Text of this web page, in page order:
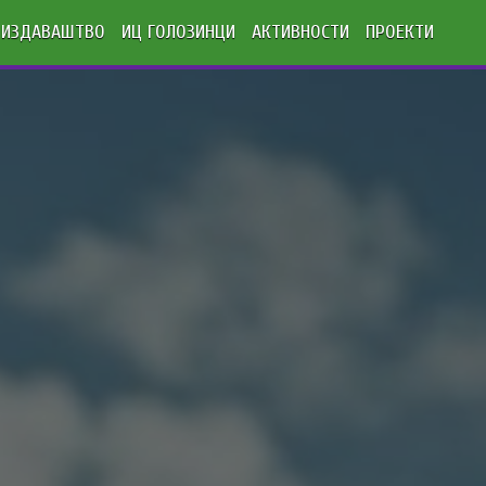
ИЗДАВАШТВО ИЦ ГОЛОЗИНЦИ АКТИВНОСТИ ПРОЕКТИ